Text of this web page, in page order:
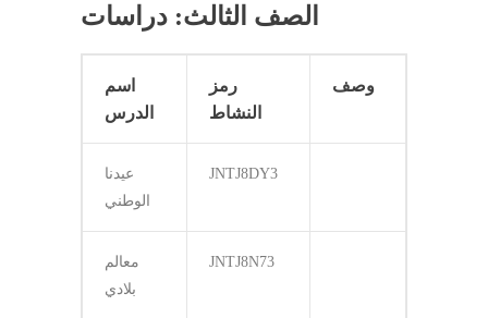
الصف الثالث: دراسات
اسم
الدرس
رمز
النشاط
وصف
عيدنا
الوطني
JNTJ8DY3
معالم
بلادي
JNTJ8N73